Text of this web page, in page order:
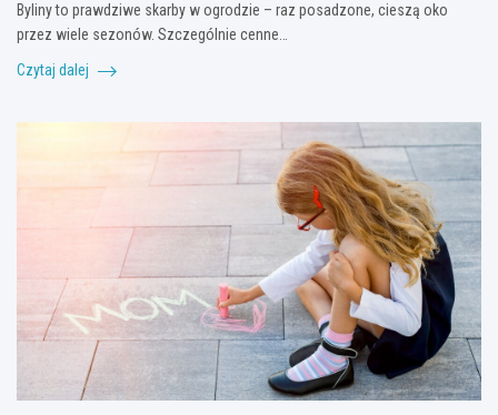
Byliny to prawdziwe skarby w ogrodzie – raz posadzone, cieszą oko
przez wiele sezonów. Szczególnie cenne…
Czytaj dalej